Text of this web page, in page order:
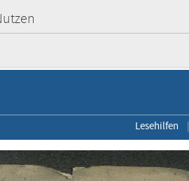
Lesehilfen